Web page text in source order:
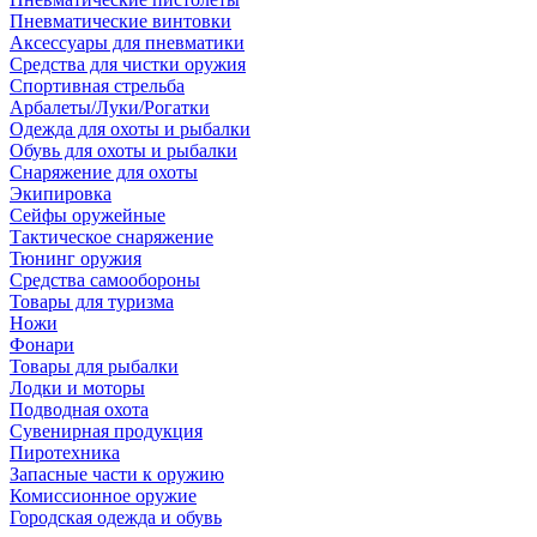
Пневматические винтовки
Аксессуары для пневматики
Средства для чистки оружия
Спортивная стрельба
Арбалеты/Луки/Рогатки
Одежда для охоты и рыбалки
Обувь для охоты и рыбалки
Снаряжение для охоты
Экипировка
Сейфы оружейные
Тактическое снаряжение
Тюнинг оружия
Средства самообороны
Товары для туризма
Ножи
Фонари
Товары для рыбалки
Лодки и моторы
Подводная охота
Сувенирная продукция
Пиротехника
Запасные части к оружию
Комиссионное оружие
Городская одежда и обувь